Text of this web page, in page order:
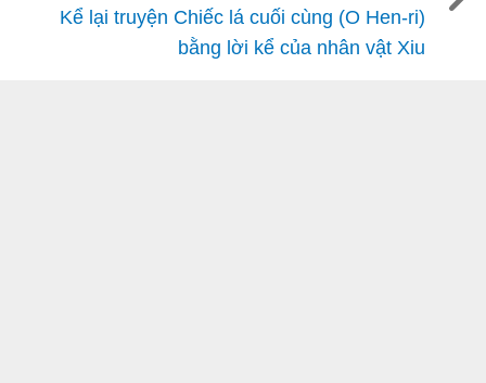
Kể lại truyện Chiếc lá cuối cùng (O Hen-ri)
bằng lời kể của nhân vật Xiu